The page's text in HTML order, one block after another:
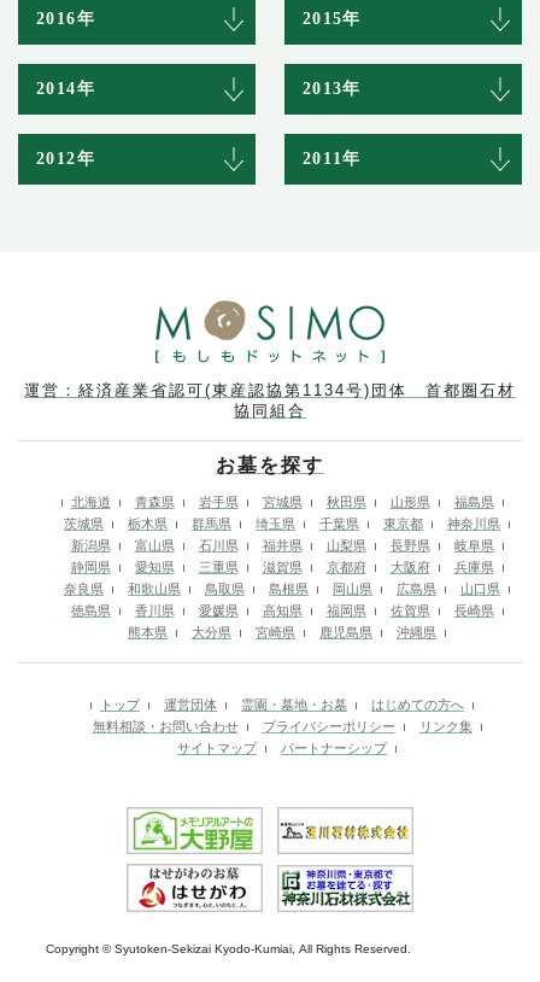
2016年 2015年
2014年 2013年
2012年 2011年
運営：経済産業省認可(東産認協第1134号)団体 首都圏石材
協同組合
お墓を探す
北海道 青森県 岩手県 宮城県 秋田県 山形県
福島県
茨城県
栃木県 群馬県 埼玉県 千葉県 東京都
神奈川県
新潟県
富山県 石川県 福井県 山梨県 長野県
岐阜県
静岡県
愛知県 三重県 滋賀県 京都府 大阪府
兵庫県
奈良県
和歌山県 鳥取県 島根県 岡山県 広島県
山口県
徳島県
香川県 愛媛県 高知県 福岡県 佐賀県
長崎県
熊本県
大分県 宮崎県 鹿児島県 沖縄県
トップ 運営団体 霊園・墓地・お墓
はじめての方へ
無料相談・お問い合わせ
プライバシーポリシー
リンク集
サイトマップ
パートナーシップ
Copyright © Syutoken-Sekizai Kyodo-Kumiai, All Rights Reserved.